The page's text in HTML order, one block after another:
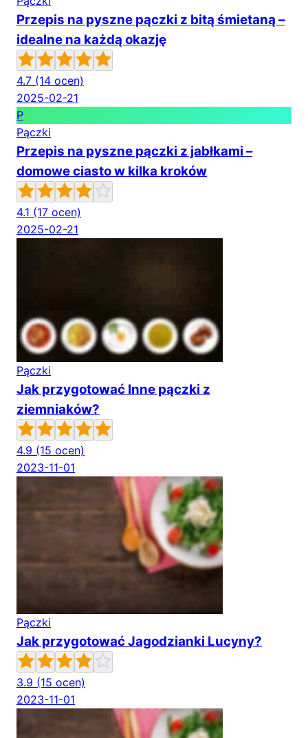
Przepis na pyszne pączki z bitą śmietaną –
idealne na każdą okazję
4.7 (14 ocen)
2025-02-21
P
Pączki
Przepis na pyszne pączki z jabłkami –
domowe ciasto w kilka kroków
4.1 (17 ocen)
2025-02-21
Pączki
Jak przygotować Inne pączki z
ziemniaków?
4.9 (15 ocen)
2023-11-01
Pączki
Jak przygotować Jagodzianki Lucyny?
3.9 (15 ocen)
2023-11-01